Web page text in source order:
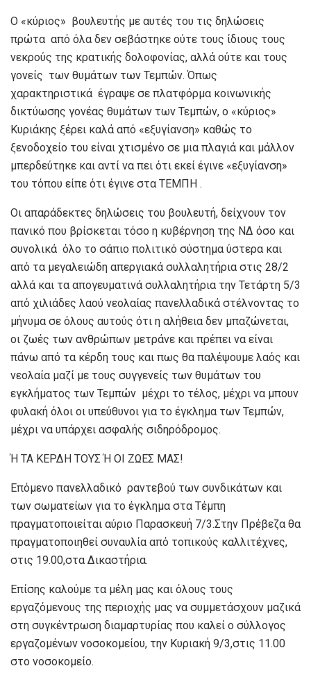
Ο «κύριος» βουλευτής με αυτές του τις δηλώσεις
πρώτα από όλα δεν σεβάστηκε ούτε τους ίδιους τους
νεκρούς της κρατικής δολοφονίας, αλλά ούτε και τους
γονείς των θυμάτων των Τεμπών. Όπως
χαρακτηριστικά έγραψε σε πλατφόρμα κοινωνικής
δικτύωσης γονέας θυμάτων των Τεμπών, ο «κύριος»
Κυριάκης ξέρει καλά από «εξυγίανση» καθώς το
ξενοδοχείο του είναι χτισμένο σε μια πλαγιά και μάλλον
μπερδεύτηκε και αντί να πει ότι εκεί έγινε «εξυγίανση»
του τόπου είπε ότι έγινε στα ΤΕΜΠΗ .
Οι απαράδεκτες δηλώσεις του βουλευτή, δείχνουν τον
πανικό που βρίσκεται τόσο η κυβέρνηση της ΝΔ όσο και
συνολικά όλο το σάπιο πολιτικό σύστημα ύστερα και
από τα μεγαλειώδη απεργιακά συλλαλητήρια στις 28/2
αλλά και τα απογευματινά συλλαλητήρια την Τετάρτη 5/3
από χιλιάδες λαού νεολαίας πανελλαδικά στέλνοντας το
μήνυμα σε όλους αυτούς ότι η αλήθεια δεν μπαζώνεται,
οι ζωές των ανθρώπων μετράνε και πρέπει να είναι
πάνω από τα κέρδη τους και πως θα παλέψουμε λαός και
νεολαία μαζί με τους συγγενείς των θυμάτων του
εγκλήματος των Τεμπών μέχρι το τέλος, μέχρι να μπουν
φυλακή όλοι οι υπεύθυνοι για το έγκλημα των Τεμπών,
μέχρι να υπάρχει ασφαλής σιδηρόδρομος.
Ή ΤΑ ΚΕΡΔΗ ΤΟΥΣ Ή ΟΙ ΖΩΕΣ ΜΑΣ!
Επόμενο πανελλαδικό ραντεβού των συνδικάτων και
των σωματείων για το έγκλημα στα Τέμπη
πραγματοποιείται αύριο Παρασκευή 7/3.Στην Πρέβεζα θα
πραγματοποιηθεί συναυλία από τοπικούς καλλιτέχνες,
στις 19.00,στα Δικαστήρια.
Επίσης καλούμε τα μέλη μας και όλους τους
εργαζόμενους της περιοχής μας να συμμετάσχουν μαζικά
στη συγκέντρωση διαμαρτυρίας που καλεί ο σύλλογος
εργαζομένων νοσοκομείου, την Κυριακή 9/3,στις 11.00
στο νοσοκομείο.